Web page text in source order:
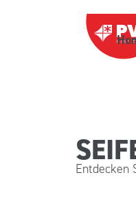
Zum Inhalt
Entdecken